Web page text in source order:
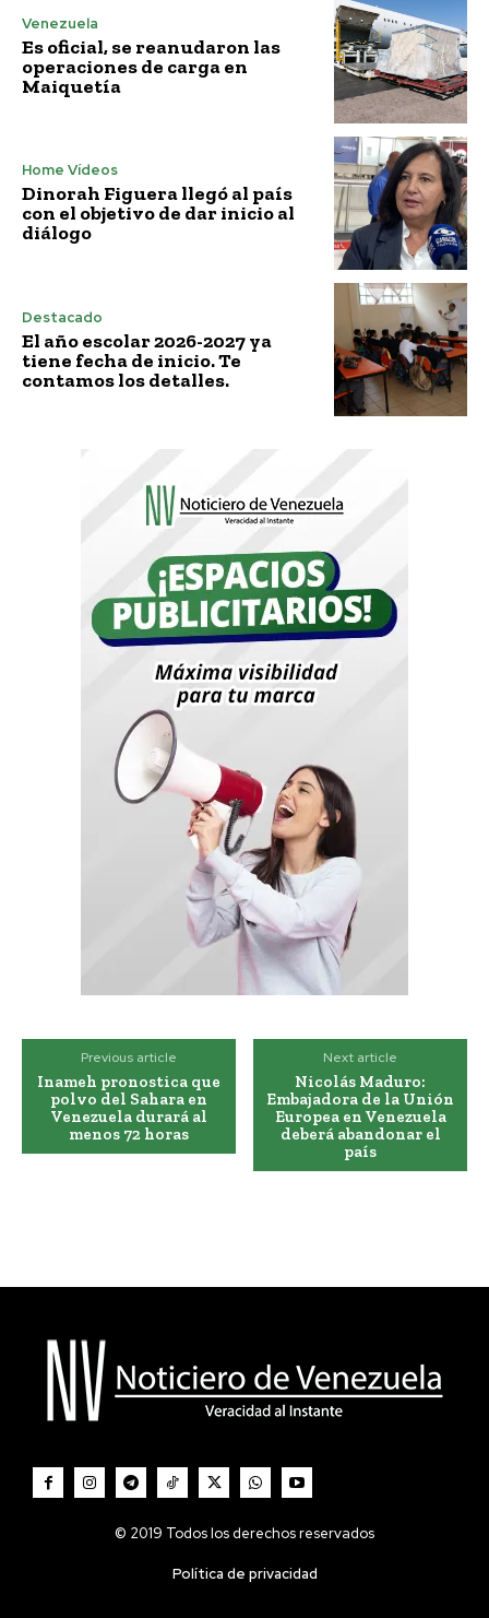
Venezuela
Es oficial, se reanudaron las
operaciones de carga en
Maiquetía
Home Vídeos
Dinorah Figuera llegó al país
con el objetivo de dar inicio al
diálogo
Destacado
El año escolar 2026-2027 ya
tiene fecha de inicio. Te
contamos los detalles.
Previous article
Inameh pronostica que
polvo del Sahara en
Venezuela durará al
menos 72 horas
Next article
Nicolás Maduro:
Embajadora de la Unión
Europea en Venezuela
deberá abandonar el
país
© 2019 Todos los derechos reservados
Política de privacidad